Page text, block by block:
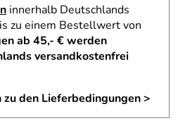
innerhalb Deutschlands
zu einem Bestellwert von
ab 45,- € werden
versandkostenfrei
den Lieferbedingungen >